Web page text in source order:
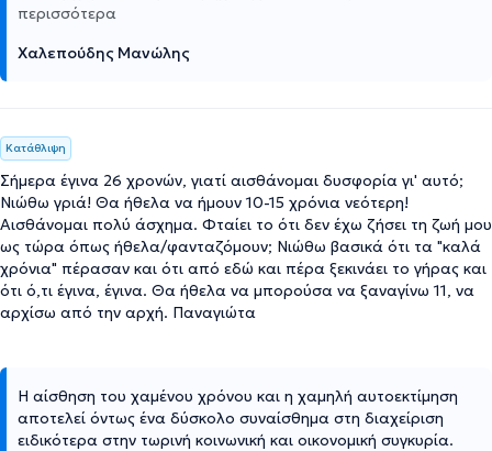
περισσότερα
Χαλεπούδης Μανώλης
Κατάθλιψη
Σήμερα έγινα 26 χρονών, γιατί αισθάνομαι δυσφορία γι' αυτό;
Νιώθω γριά! Θα ήθελα να ήμουν 10-15 χρόνια νεότερη!
Αισθάνομαι πολύ άσχημα. Φταίει το ότι δεν έχω ζήσει τη ζωή μου
ως τώρα όπως ήθελα/φανταζόμουν; Νιώθω βασικά ότι τα "καλά
χρόνια" πέρασαν και ότι από εδώ και πέρα ξεκινάει το γήρας και
ότι ό,τι έγινα, έγινα. Θα ήθελα να μπορούσα να ξαναγίνω 11, να
αρχίσω από την αρχή. Παναγιώτα
Η αίσθηση του χαμένου χρόνου και η χαμηλή αυτοεκτίμηση
αποτελεί όντως ένα δύσκολο συναίσθημα στη διαχείριση
ειδικότερα στην τωρινή κοινωνική και οικονομική συγκυρία.